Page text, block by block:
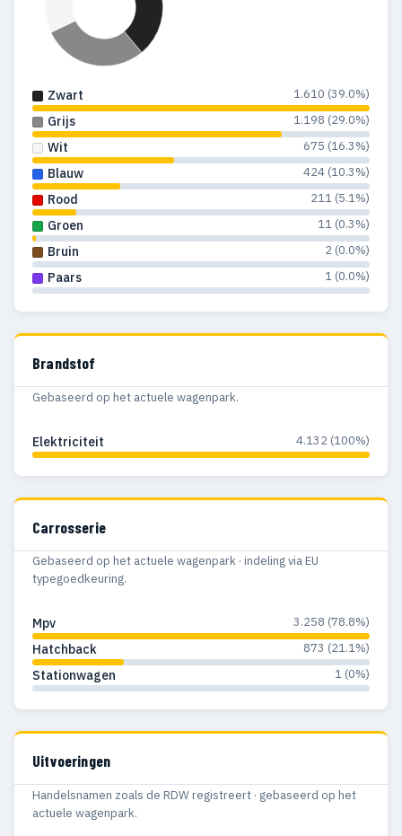
Zwart 1.610 (39.0%)
Grijs 1.198 (29.0%)
Wit 675 (16.3%)
Blauw 424 (10.3%)
Rood 211 (5.1%)
Groen 11 (0.3%)
Bruin 2 (0.0%)
Paars 1 (0.0%)
Brandstof
Gebaseerd op het actuele wagenpark.
Elektriciteit 4.132 (100%)
Carrosserie
Gebaseerd op het actuele wagenpark · indeling via EU
typegoedkeuring.
Mpv 3.258 (78.8%)
Hatchback 873 (21.1%)
Stationwagen 1 (0%)
Uitvoeringen
Handelsnamen zoals de RDW registreert · gebaseerd op het
actuele wagenpark.